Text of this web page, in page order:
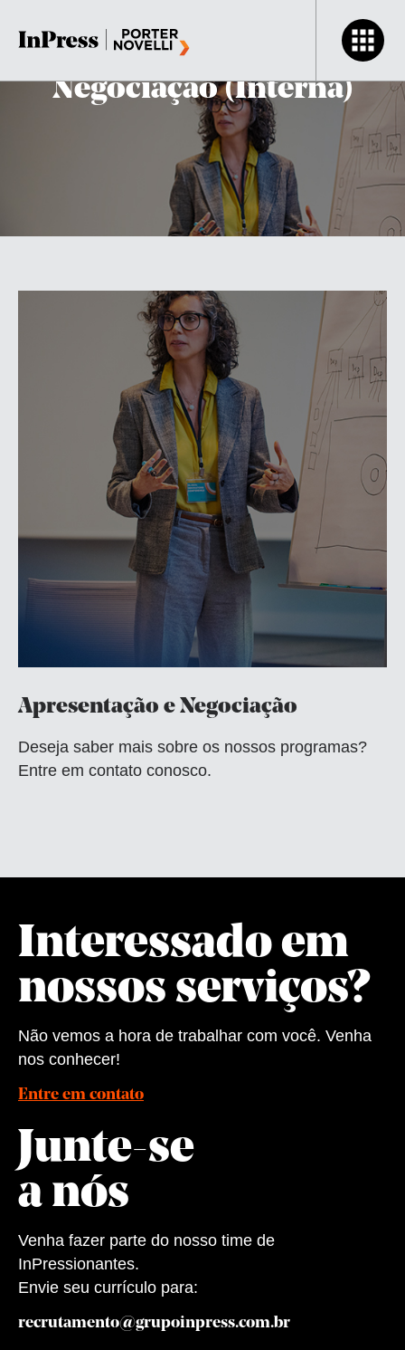
Apresentação e
Negociação (Interna)
Apresentação e Negociação
Deseja saber mais sobre os nossos programas?
Entre em contato conosco.
Interessado em
nossos serviços?
Não vemos a hora de trabalhar com você. Venha
nos conhecer!
Entre em contato
Junte-se
a nós
Venha fazer parte do nosso time de
InPressionantes.
Envie seu currículo para:
recrutamento@grupoinpress.com.br